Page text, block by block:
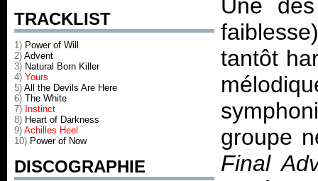
TRACKLIST
1) Power of Will
2) Advent
3) Natural Born Killer
4) Yours
5) All the Devils Are Here
6) The White
7) Instinct
8) Heart of Darkness
9) Achilles Heel
10) Power of Now
DISCOGRAPHIE
Une
tantôt
groupe
Final